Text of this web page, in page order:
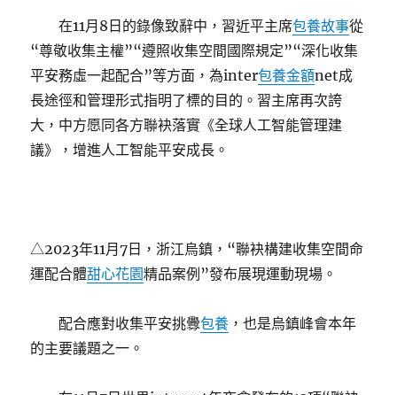
在11月8日的錄像致辭中，習近平主席包養故事從
“尊敬收集主權”“遵照收集空間國際規定”“深化收集
平安務虛一起配合”等方面，為inter包養金額net成
長途徑和管理形式指明了標的目的。習主席再次誇
大，中方愿同各方聯袂落實《全球人工智能管理建
議》，增進人工智能平安成長。
△2023年11月7日，浙江烏鎮，“聯袂構建收集空間命
運配合體甜心花園精品案例”發布展現運動現場。
配合應對收集平安挑釁包養 ，也是烏鎮峰會本年
的主要議題之一。